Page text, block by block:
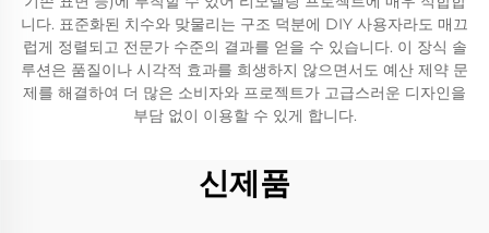
니다. 표준화된 치수와 맞물리는 구조 덕분에 DIY 사용자라도 매끄
럽게 정렬되고 전문가 수준의 결과를 얻을 수 있습니다. 이 장식 솔
루션은 품질이나 시각적 효과를 희생하지 않으면서도 예산 제약 문
제를 해결하여 더 많은 소비자와 프로젝트가 고급스러운 디자인을
부담 없이 이용할 수 있게 합니다.
신제품